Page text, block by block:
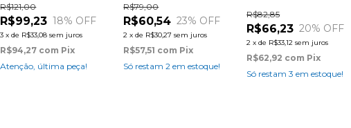
R$99,23
R$121,00
18% OFF
3 xde R$33,08 sem juros
R$94,27 com Pix
Atenção, última peça!
R$60,54
R$79,00
23% OFF
2 xde R$30,27 sem juros
R$57,51 com Pix
Só restam2 em estoque!
R$66,23
R$82,85
20% OFF
2 xde R$33,12 sem juros
R$62,92 com Pix
Só restam3 em estoque!